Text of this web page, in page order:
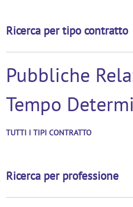
Ricerca per tipo contratto
Pubbliche
Tempo
TUTTI I TIPI CONTRATTO
Ricerca per professione